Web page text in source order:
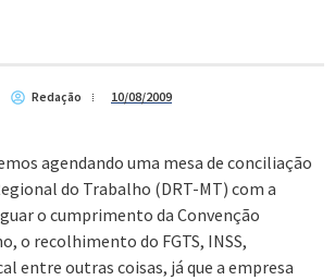
Redação 10/08/2009
agendando uma mesa de conciliação
do Trabalho (DRT-MT) com a
o cumprimento da Convenção
o recolhimento do FGTS, INSS,
entre outras coisas, já que a empresa